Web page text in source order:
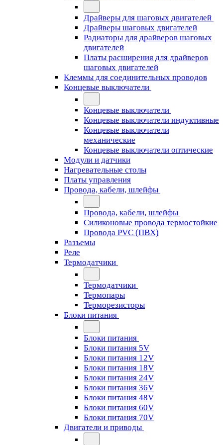
Драйверы для шаговых двигателей
Драйверы шаговых двигателей
Радиаторы для драйверов шаговых
двигателей
Платы расширения для драйверов
шаговых двигателей
Клеммы для соединительных проводов
Концевые выключатели
Концевые выключатели
Концевые выключатели индуктивные
Концевые выключатели
механические
Концевые выключатели оптические
Модули и датчики
Нагревательные столы
Платы управления
Провода, кабели, шлейфы
Провода, кабели, шлейфы
Силиконовые провода термостойкие
Провода PVC (ПВХ)
Разъемы
Реле
Термодатчики
Термодатчики
Термопары
Терморезисторы
Блоки питания
Блоки питания
Блоки питания 5V
Блоки питания 12V
Блоки питания 18V
Блоки питания 24V
Блоки питания 36V
Блоки питания 48V
Блоки питания 60V
Блоки питания 70V
Двигатели и приводы